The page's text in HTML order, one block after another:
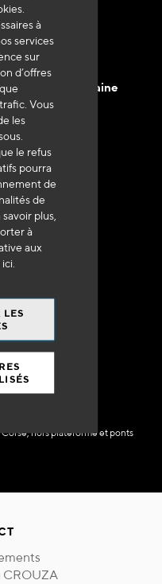
à
services
sur
d’offres
Vous
les
le refus
pourra
de
de
plus,
à
aux
ici
LES
Métropolitaine
port
hors plateforme et ponts
CROUZA